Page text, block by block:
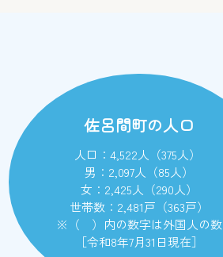
佐呂間町の人口
人口：4,522人（375人）
男：2,097人（85人）
女：2,425人（290人）
世帯数：2,481戸（363戸）
※（ ）内の数字は外国人の数
［令和8年7月31日現在］